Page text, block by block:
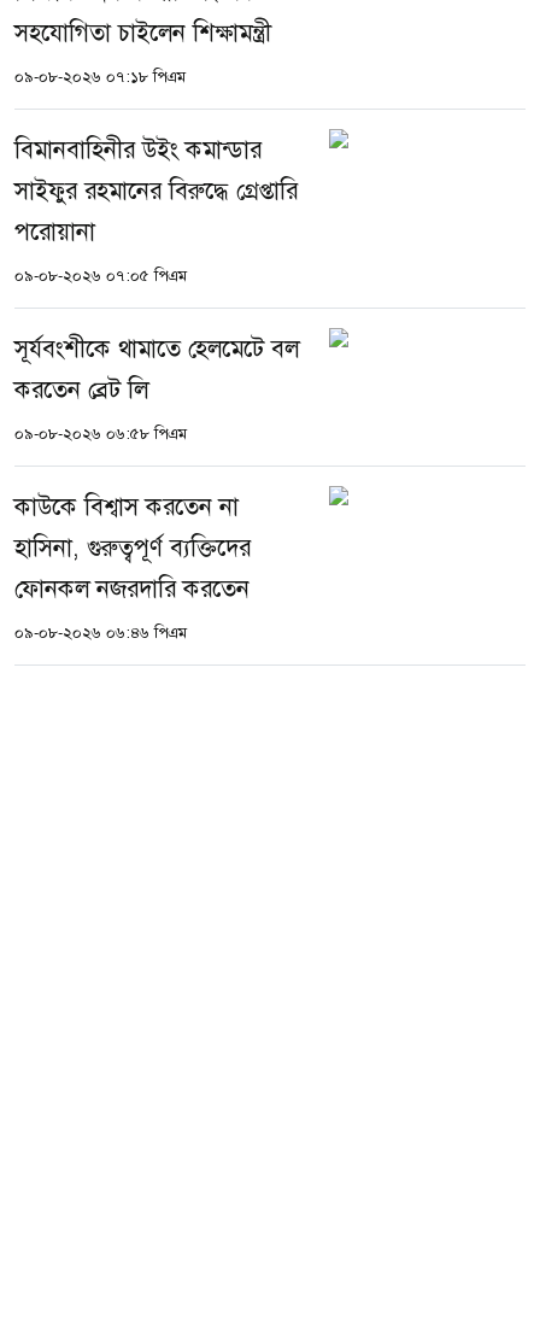
সহযোগিতা চাইলেন শিক্ষামন্ত্রী
০৯-০৮-২০২৬ ০৭:১৮ পিএম
বিমানবাহিনীর উইং কমান্ডার
সাইফুর রহমানের বিরুদ্ধে গ্রেপ্তারি
পরোয়ানা
০৯-০৮-২০২৬ ০৭:০৫ পিএম
সূর্যবংশীকে থামাতে হেলমেটে বল
করতেন ব্রেট লি
০৯-০৮-২০২৬ ০৬:৫৮ পিএম
কাউকে বিশ্বাস করতেন না
হাসিনা, গুরুত্বপূর্ণ ব্যক্তিদের
ফোনকল নজরদারি করতেন
০৯-০৮-২০২৬ ০৬:৪৬ পিএম